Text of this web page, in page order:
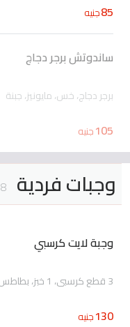
85جنيه
ساندوتش برجر دجاج
برجر دجاج، خس، مايونيز، جبنة
105جنيه
وجبات فردية 8
وجبة لايت كرسبي
3 قطع كرسبي، 1 خبز، بطاطس وسط
130جنيه